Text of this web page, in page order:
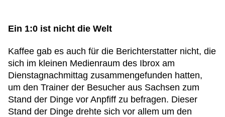
Ein 1:0 ist nicht die Welt
Kaffee gab es auch für die Berichterstatter nicht, die
sich im kleinen Medienraum des Ibrox am
Dienstagnachmittag zusammengefunden hatten,
um den Trainer der Besucher aus Sachsen zum
Stand der Dinge vor Anpfiff zu befragen. Dieser
Stand der Dinge drehte sich vor allem um den